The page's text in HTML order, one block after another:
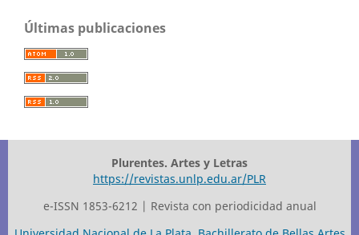
Últimas publicaciones
Plurentes. Artes y Letras
https://revistas.unlp.edu.ar/PLR
e-ISSN 1853-6212 | Revista con periodicidad anual